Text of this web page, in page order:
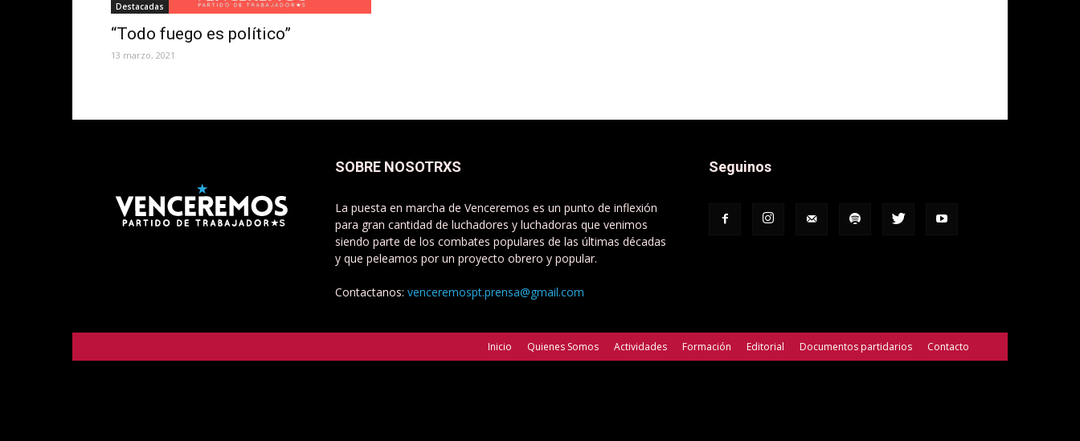
Destacadas
“Todo fuego es político”
13 marzo, 2021
SOBRE NOSOTRXS
La puesta en marcha de Venceremos es un punto de inflexión
para gran cantidad de luchadores y luchadoras que venimos
siendo parte de los combates populares de las últimas décadas
y que peleamos por un proyecto obrero y popular.
Contactanos: venceremospt.prensa@gmail.com
Seguinos
Inicio Quienes Somos Actividades Formación Editorial Documentos partidarios Contacto